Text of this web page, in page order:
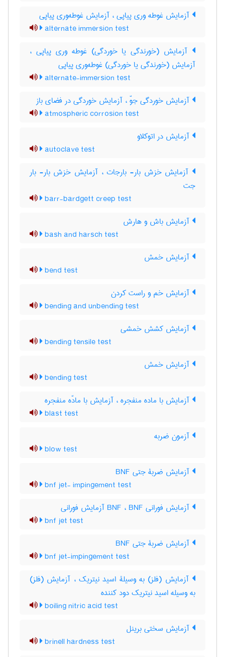
آزمایش غوطه وری پیاپی ، آزمایش غوطه‌وری پیاپی
alternate immersion test
آزمایش (خورندگی یا خوردگی) غوطه وری پیاپی ،
آزمایش (خورندگی یا خوردگی) غوطه‌وری پیاپی
alternate-immersion test
آزمایش خوردگی جوّ ، آزمایش خوردگی در فضای باز
atmospheric corrosion test
آزمایش در اتوکلاو
autoclave test
آزمایش خزش بار- بارجات ، آزمایش خزش بار- بار
جت
barr-bardgett creep test
آزمایش باش و هارش
bash and harsch test
آزمایش خمش
bend test
آزمایش خم و راست کردن
bending and unbending test
آزمایش کشش خمشی
bending tensile test
آزمایش خمش
bending test
آزمایش با ماده منفجره ، آزمایش با مادّه منفجره
blast test
آزمون ضربه
blow test
آزمایش ضربۀ جتی BNF
bnf jet- impingement test
آزمایش فورانی BNF ، BNF آزمایش فورانی
bnf jet test
آزمایش ضربۀ جتی BNF
bnf jet-impingement test
آزمایش (فلز) به وسیلۀ اسید نیتریک ، آزمایش (فلز)
به وسیله اسید نیتریک دود کننده
boiling nitric acid test
آزمایش سختی برینل
brinell hardness test